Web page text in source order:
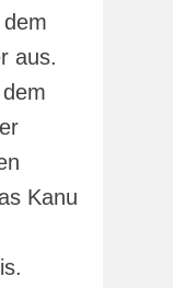
aus.
Kanu